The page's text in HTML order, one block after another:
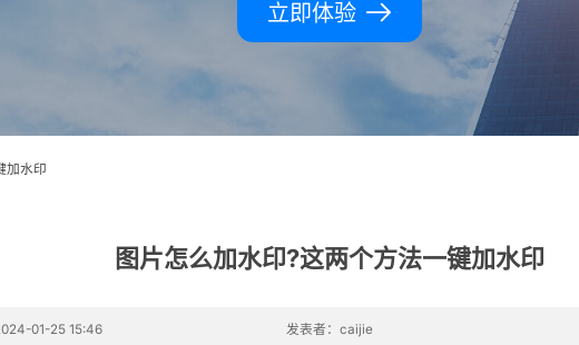
立即体验
加水印
图片怎么加水印?这两个方法一键加水印
01-25 15:46 发表者：caijie